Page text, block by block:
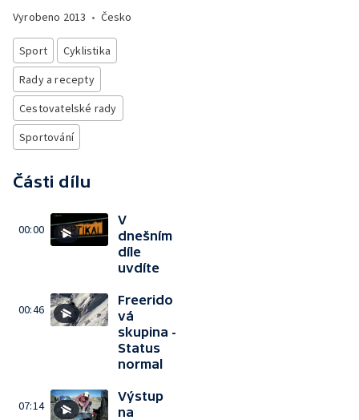
Vyrobeno 2013 • Česko
Sport
Cyklistika
Rady a recepty
Cestovatelské rady
Sportování
Části dílu
00:00
V
dnešním
díle
uvdíte
00:46
Freerido
vá
skupina -
Status
normal
07:14
Výstup
na